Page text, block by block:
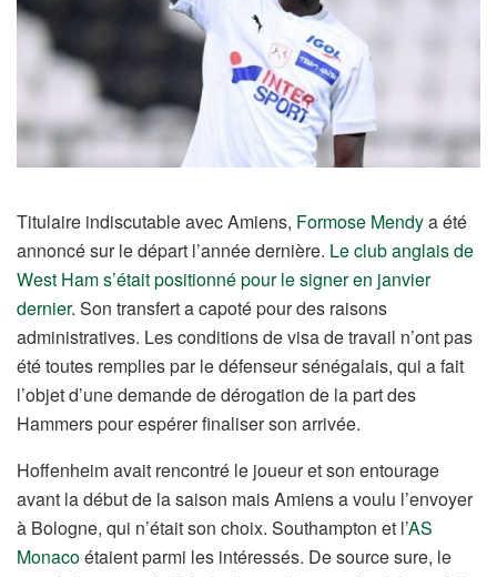
Titulaire indiscutable avec Amiens, Formose Mendya été
annoncé sur le départ l’année dernière. Le club anglais de
West Ham s’était positionné pour le signer en janvier
dernier. Son transfert a capoté pour des raisons
administratives. Les conditions de visa de travail n’ont pas
été toutes remplies par le défenseur sénégalais, qui a fait
l’objet d’une demande de dérogation de la part des
Hammers pour espérer finaliser son arrivée.
Hoffenheim avait rencontré le joueur et son entourage
avant la début de la saison mais Amiens a voulu l’envoyer
à Bologne, qui n’était son choix. Southampton et l’AS
Monacoétaient parmi les intéressés. De source sure, le